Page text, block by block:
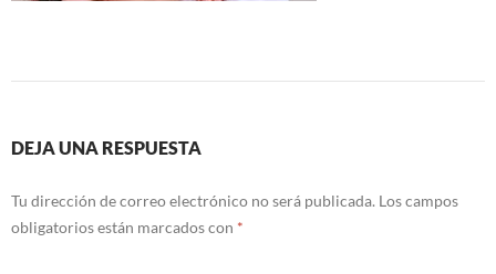
DEJA UNA RESPUESTA
Tu dirección de correo electrónico no será publicada. Los campos
obligatorios están marcados con *